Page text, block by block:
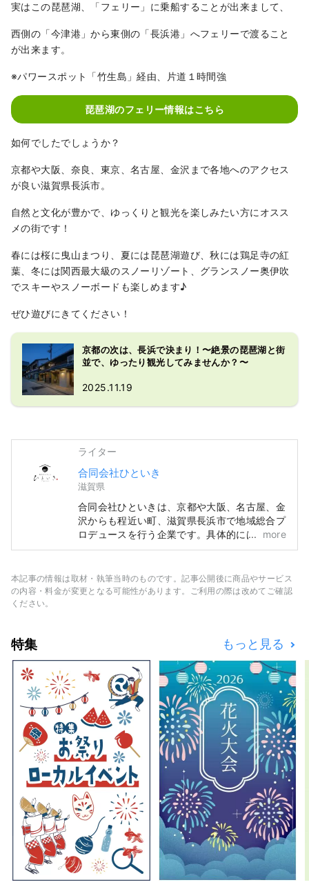
実はこの琵琶湖、「フェリー」に乗船することが出来まして、
西側の「今津港」から東側の「長浜港」へフェリーで渡ること
が出来ます。
※パワースポット「竹生島」経由、片道１時間強
琵琶湖のフェリー情報はこちら
如何でしたでしょうか？
京都や大阪、奈良、東京、名古屋、金沢まで各地へのアクセス
が良い滋賀県長浜市。
自然と文化が豊かで、ゆっくりと観光を楽しみたい方にオスス
メの街です！
春には桜に曳山まつり、夏には琵琶湖遊び、秋には鶏足寺の紅
葉、冬には関西最大級のスノーリゾート、グランスノー奥伊吹
でスキーやスノーボードも楽しめます♪
ぜひ遊びにきてください！
京都の次は、長浜で決まり！〜絶景の琵琶湖と街
並で、ゆったり観光してみませんか？〜
2025.11.19
ライター
合同会社ひといき
滋賀県
合同会社ひといきは、京都や大阪、名古屋、金
沢からも程近い町、滋賀県長浜市で地域総合プ
ロデュースを行う企業です。具体的には 1. 伝
統的な古民家をリノベーションした分散型町家
寿司の起源でもある「なれずし」をはじめとし
た発酵・地域資源を届ける施設「コナレル」の
more
本記事の情報は取材・執筆当時のものです。記事公開後に商品やサービス
の内容・料金が変更となる可能性があります。ご利用の際は改めてご確認
ください。
特集 もっと見る